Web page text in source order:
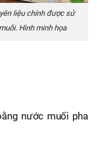
liệu chính được sử
Hình minh họa
nước muối pha